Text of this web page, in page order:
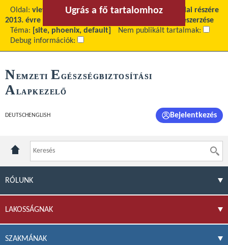
Oldal: view Fő tartalom: Az OEP és Területi Hivatalai részére
2013. évre történő papíráru és egyéb irodaszerek beszerzése
Téma:
[site, phoenix, default]
Nem publikált tartalmak:
Debug információk:
Ugrás a menühöz
Ugrás a fő tartalomhoz
NEMZETI E GÉSZSÉGBIZTOSÍTÁSI
ALAPKEZELŐ
DEUTSCH ENGLISH Bejelentkezés
RÓLUNK
LAKOSSÁGNAK
SZAKMÁNAK